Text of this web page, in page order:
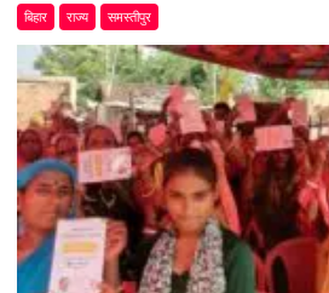
बिहार राज्य समस्तीपुर